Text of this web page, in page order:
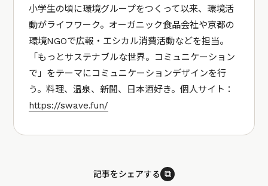
小学生の頃に環境グループをつくって以来、環境活
動がライフワーク。オーガニック食品会社や京都の
環境NGOで広報・エシカル消費活動などを担当。
「もっとサステナブルな世界。コミュニケーション
で」をテーマにコミュニケーションデザインを行
う。料理、温泉、新聞、日本酒好き。個人サイト：
https://swave.fun/
記事をシェアする ⧉